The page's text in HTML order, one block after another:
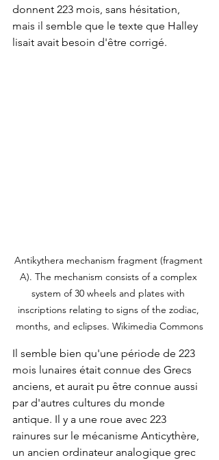
donnent 223 mois, sans hésitation,
mais il semble que le texte que Halley
lisait avait besoin d'être corrigé.
Antikythera mechanism fragment (fragment
A). The mechanism consists of a complex
system of 30 wheels and plates with
inscriptions relating to signs of the zodiac,
months, and eclipses. Wikimedia Commons
Il semble bien qu'une période de 223
mois lunaires était connue des Grecs
anciens, et aurait pu être connue aussi
par d'autres cultures du monde
antique. Il y a une roue avec 223
rainures sur le mécanisme Anticythère,
un ancien ordinateur analogique grec